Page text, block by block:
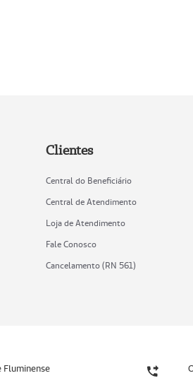
Clientes
Central do Beneficiário
Central de Atendimento
Loja de Atendimento
Fale Conosco
Cancelamento (RN 561)
Fluminense